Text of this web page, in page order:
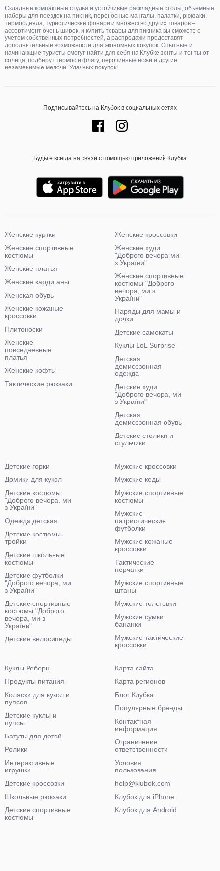
Складные компактные стулья и устойчивые раскладные столы, объемные
наборы для поездок на пикник, переносные мангалы, палатки, рюкзаки,
термоодеяла, туристические фонари и множество других товаров –
ассортимент очень широк, и купить товары для пикника вы сможете с
учетом собственных потребностей, а распродажи предоставят
дополнительные возможности для экономных покупок. Опытные и
начинающие туристы смогут найти для себя на Клубке зонты и тенты от
солнца, подберут термос и флягу, перочинные ножи и другие
незаменимые мелочи. Удачных покупок!
Подписывайтесь на Клубок в социальных сетях
Будьте всегда на связи с помощью приложений Клубка
Женские куртки
Женские спортивные
костюмы
Женские платья
Женские кардиганы
Женская обувь
Женские кожаные
кроссовки
Плитоноски
Женские
повседневные
платья
Женские кофты
Тактические рюкзаки
Женские кроссовки
Женские худи
"Доброго вечора ми
з України"
Женские спортивные
костюмы "Доброго
вечора, ми з
України"
Наряды для мамы и
дочки
Детские самокаты
Куклы LoL Surprise
Детская
демисезонная
одежда
Детские худи
"Доброго вечора, ми
з України"
Детская
демисезонная обувь
Детские столики и
стульчики
Детские горки
Домики для кукол
Детские костюмы
"Доброго вечора, ми
з України"
Одежда детская
Детские костюмы-
тройки
Детские школьные
костюмы
Детские футболки
"Доброго вечора, ми
з України"
Детские спортивные
костюмы "Доброго
вечора, ми з
України"
Детские велосипеды
Мужские кроссовки
Мужские кеды
Мужские спортивные
костюмы
Мужские
патриотические
футболки
Мужские кожаные
кроссовки
Тактические
перчатки
Мужские спортивные
штаны
Мужские толстовки
Мужские сумки
бананки
Мужские тактические
кроссовки
Куклы Реборн
Продукты питания
Коляски для кукол и
пупсов
Детские куклы и
пупсы
Батуты для детей
Ролики
Интерактивные
игрушки
Детские кроссовки
Школьные рюкзаки
Детские спортивные
костюмы
Карта сайта
Карта регионов
Блог Клубка
Популярные бренды
Контактная
информация
Ограничение
ответственности
Условия
пользования
help@klubok.com
Клубок для iPhone
Клубок для Android